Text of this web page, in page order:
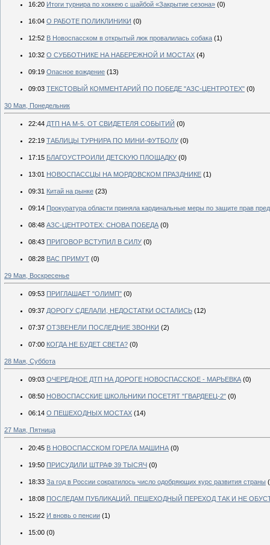
16:20 Итоги турнира по хоккею с шайбой «Закрытие сезона» (0)
16:04 О РАБОТЕ ПОЛИКЛИНИКИ (0)
12:52 В Новоспасском в открытый люк провалилась собака (1)
10:32 О СУББОТНИКЕ НА НАБЕРЕЖНОЙ И МОСТАХ (4)
09:19 Опасное вождение (13)
09:03 ТЕКСТОВЫЙ КОММЕНТАРИЙ ПО ПОБЕДЕ "АЗС-ЦЕНТРОТЕХ" (0)
30 Мая, Понедельник
22:44 ДТП НА М-5. ОТ СВИДЕТЕЛЯ СОБЫТИЙ (0)
22:19 ТАБЛИЦЫ ТУРНИРА ПО МИНИ-ФУТБОЛУ (0)
17:15 БЛАГОУСТРОИЛИ ДЕТСКУЮ ПЛОЩАДКУ (0)
13:01 НОВОСПАССЦЫ НА МОРДОВСКОМ ПРАЗДНИКЕ (1)
09:31 Китай на рынке (23)
09:14 Прокуратура области приняла кардинальные меры по защите прав
08:48 АЗС-ЦЕНТРОТЕХ: СНОВА ПОБЕДА (0)
08:43 ПРИГОВОР ВСТУПИЛ В СИЛУ (0)
08:28 ВАС ПРИМУТ (0)
29 Мая, Воскресенье
09:53 ПРИГЛАШАЕТ "ОЛИМП" (0)
09:37 ДОРОГУ СДЕЛАЛИ, НЕДОСТАТКИ ОСТАЛИСЬ (12)
07:37 ОТЗВЕНЕЛИ ПОСЛЕДНИЕ ЗВОНКИ (2)
07:00 КОГДА НЕ БУДЕТ СВЕТА? (0)
28 Мая, Суббота
09:03 ОЧЕРЕДНОЕ ДТП НА ДОРОГЕ НОВОСПАССКОЕ - МАРЬЕВКА (0)
08:50 НОВОСПАССКИЕ ШКОЛЬНИКИ ПОСЕТЯТ "ГВАРДЕЕЦ-2" (0)
06:14 О ПЕШЕХОДНЫХ МОСТАХ (14)
27 Мая, Пятница
20:45 В НОВОСПАССКОМ ГОРЕЛА МАШИНА (0)
19:50 ПРИСУДИЛИ ШТРАФ 39 ТЫСЯЧ (0)
18:33 За год в России сократилось число одобряющих курс развития страны
18:08 ПОСЛЕДАМ ПУБЛИКАЦИЙ. ПЕШЕХОДНЫЙ ПЕРЕХОД ТАК И НЕ
15:22 И вновь о пенсии (1)
15:00 (0)